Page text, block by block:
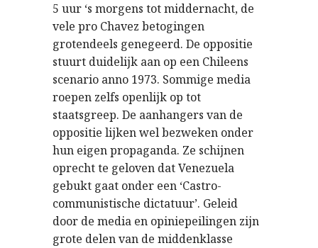
5 uur ‘s morgens tot middernacht, de
vele pro Chavez betogingen
grotendeels genegeerd. De oppositie
stuurt duidelijk aan op een Chileens
scenario anno 1973. Sommige media
roepen zelfs openlijk op tot
staatsgreep. De aanhangers van de
oppositie lijken wel bezweken onder
hun eigen propaganda. Ze schijnen
oprecht te geloven dat Venezuela
gebukt gaat onder een ‘Castro-
communistische dictatuur’. Geleid
door de media en opiniepeilingen zijn
grote delen van de middenklasse